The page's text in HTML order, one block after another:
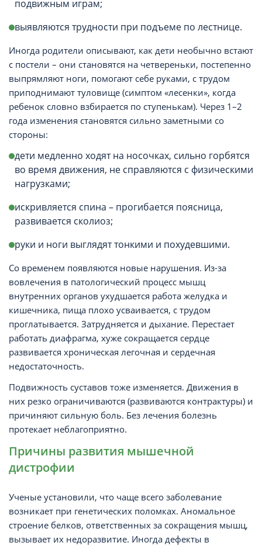
подвижным играм;
выявляются трудности при подъеме по лестнице.
Иногда родители описывают, как дети необычно встают
с постели – они становятся на четвереньки, постепенно
выпрямляют ноги, помогают себе руками, с трудом
приподнимают туловище (симптом «лесенки», когда
ребенок словно взбирается по ступенькам). Через 1–2
года изменения становятся сильно заметными со
стороны:
дети медленно ходят на носочках, сильно горбятся
во время движения, не справляются с физическими
нагрузками;
искривляется спина – прогибается поясница,
развивается сколиоз;
руки и ноги выглядят тонкими и похудевшими.
Со временем появляются новые нарушения. Из-за
вовлечения в патологический процесс мышц
внутренних органов ухудшается работа желудка и
кишечника, пища плохо усваивается, с трудом
проглатывается. Затрудняется и дыхание. Перестает
работать диафрагма, хуже сокращается сердце
развивается хроническая легочная и сердечная
недостаточность.
Подвижность суставов тоже изменяется. Движения в
них резко ограничиваются (развиваются контрактуры) и
причиняют сильную боль. Без лечения болезнь
протекает неблагоприятно.
Причины развития мышечной
дистрофии
Ученые установили, что чаще всего заболевание
возникает при генетических поломках. Аномальное
строение белков, ответственных за сокращения мышц,
вызывает их недоразвитие. Иногда дефекты в